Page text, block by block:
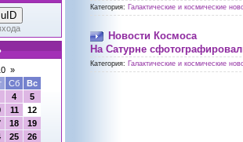
»
Сб
Вс
4
5
11
12
18
19
25
26
Категория: Галактические и космические
Новости Космоса
На Сатурне
Категория: Галактические и космические